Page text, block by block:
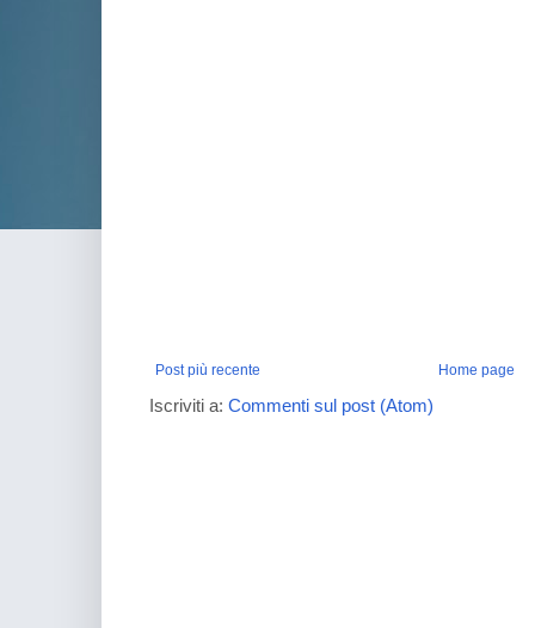
Post più recente Home page
Iscriviti a: Commenti sul post (Atom)